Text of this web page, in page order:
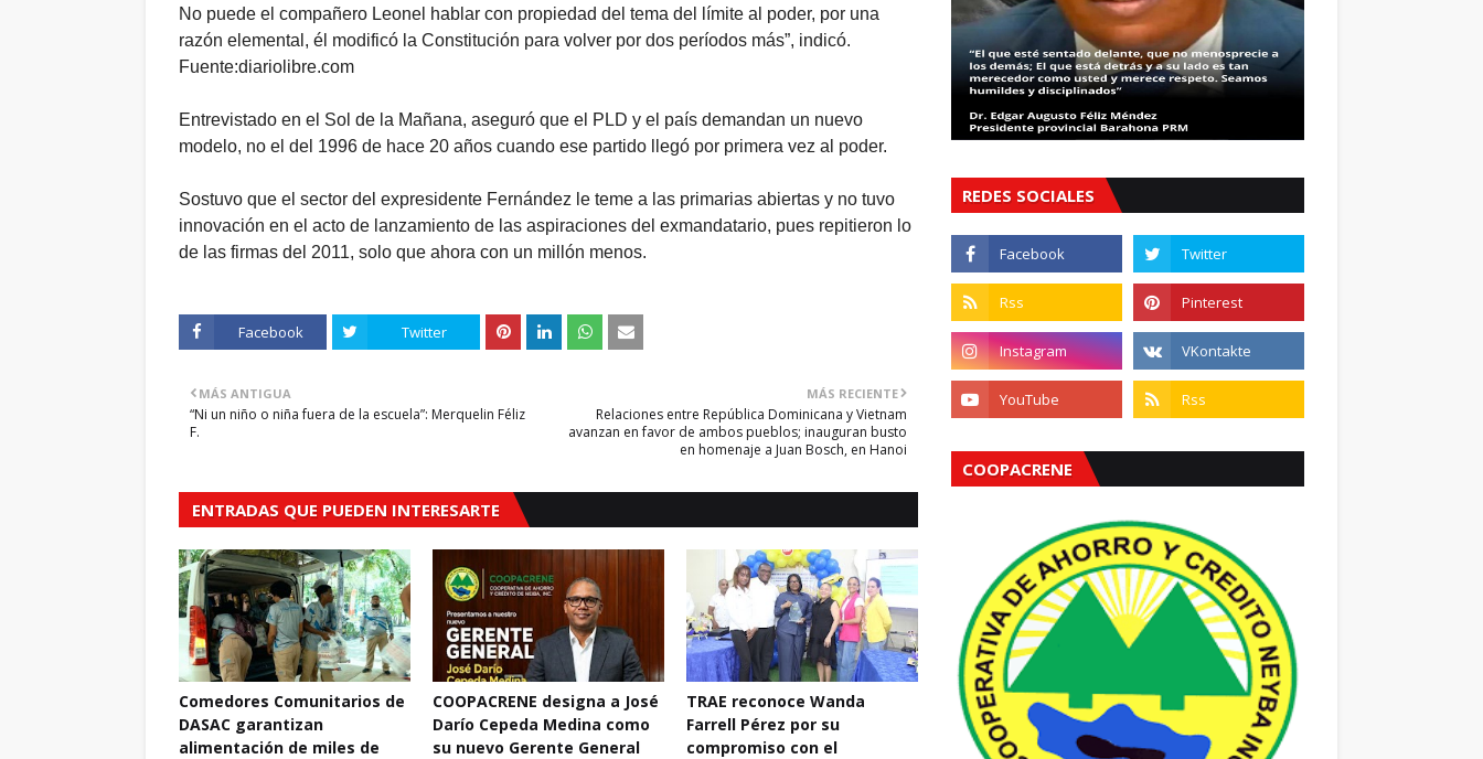
No puede el compañero Leonel hablar con propiedad del tema del límite al poder, por una
razón elemental, él modificó la Constitución para volver por dos períodos más”, indicó.
Fuente:diariolibre.com
Entrevistado en el Sol de la Mañana, aseguró que el PLD y el país demandan un nuevo
modelo, no el del 1996 de hace 20 años cuando ese partido llegó por primera vez al poder.
Sostuvo que el sector del expresidente Fernández le teme a las primarias abiertas y no tuvo
innovación en el acto de lanzamiento de las aspiraciones del exmandatario, pues repitieron lo
de las firmas del 2011, solo que ahora con un millón menos.
Facebook Twitter
MÁS RECIENTE
Relaciones entre República Dominicana y Vietnam
avanzan en favor de ambos pueblos; inauguran busto
en homenaje a Juan Bosch, en Hanoi
MÁS ANTIGUA
“Ni un niño o niña fuera de la escuela”: Merquelin Féliz
F.
ENTRADAS QUE PUEDEN INTERESARTE
Comedores Comunitarios de
DASAC garantizan
alimentación de miles de
COOPACRENE designa a José
Darío Cepeda Medina como
su nuevo Gerente General
TRAE reconoce Wanda
Farrell Pérez por su
compromiso con el
REDES SOCIALES
COOPACRENE